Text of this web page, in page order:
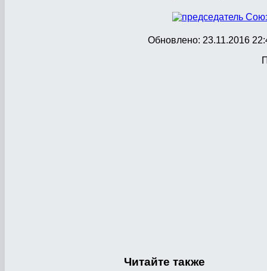
Обновлено: 23.11.2016
Читайте также